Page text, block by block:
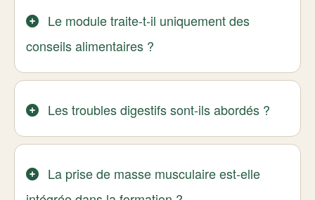
Le module traite-t-il uniquement des
conseils alimentaires ?
Les troubles digestifs sont-ils abordés ?
La prise de masse musculaire est-elle